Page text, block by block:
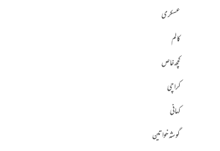
عسکری
کالم
کچھ خاص
کراچی
کہانی
گوشہ خواتین